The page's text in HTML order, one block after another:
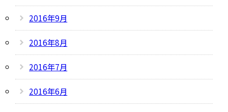
2016年9月
2016年8月
2016年7月
2016年6月